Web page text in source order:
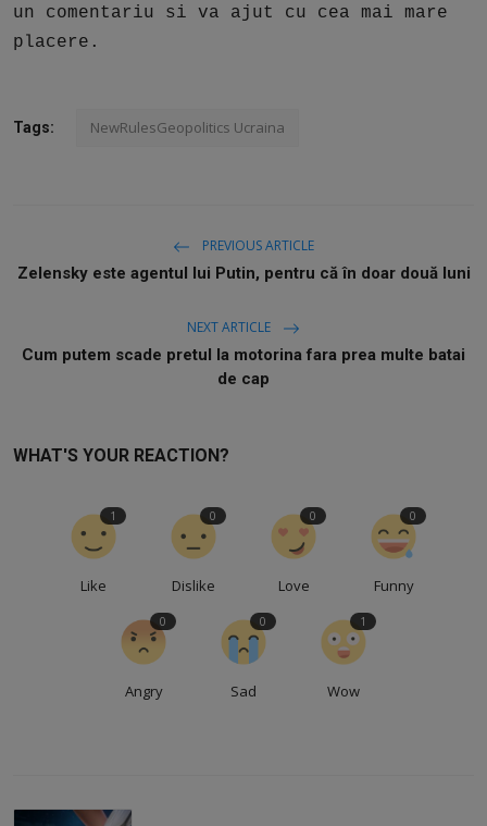
un comentariu si va ajut cu cea mai mare
placere.
Tags: NewRulesGeopolitics Ucraina
PREVIOUS ARTICLE
Zelensky este agentul lui Putin, pentru că în doar două luni
NEXT ARTICLE
Cum putem scade pretul la motorina fara prea multe batai
de cap
WHAT'S YOUR REACTION?
Like
1
Dislike
0
Love
0
Funny
0
Angry
0
Sad
0
Wow
1